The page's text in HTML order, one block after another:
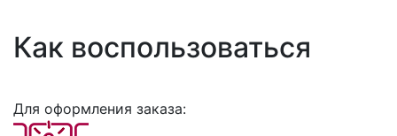
Как воспользоваться
Для оформления заказа: